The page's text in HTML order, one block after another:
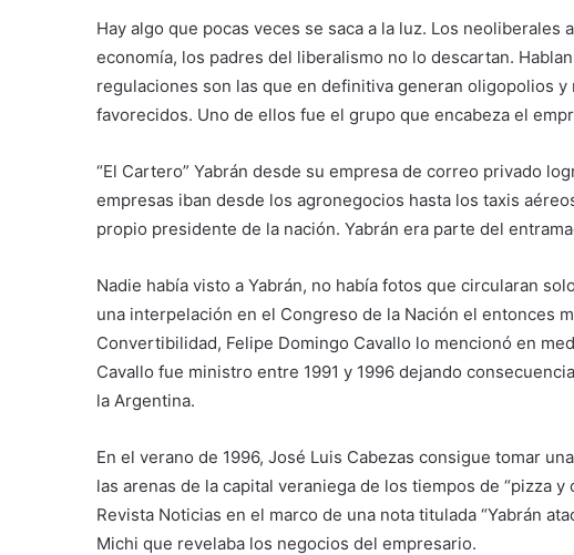
Hay algo que pocas veces se saca a la luz. Los
economía, los padres del liberalismo no lo descartan.
regulaciones son las que en definitiva generan oligopolios
favorecidos. Uno de ellos fue el grupo que encabeza el
“El Cartero” Yabrán desde su empresa de correo privado
empresas iban desde los agronegocios hasta los taxis
propio presidente de la nación. Yabrán era parte del
Nadie había visto a Yabrán, no había fotos que circularan
una interpelación en el Congreso de la Nación el entonces
Convertibilidad, Felipe Domingo Cavallo lo mencionó en
Cavallo fue ministro entre 1991 y 1996 dejando
la Argentina.
En el verano de 1996, José Luis Cabezas consigue tomar
las arenas de la capital veraniega de los tiempos de “pizza
Revista Noticias en el marco de una nota titulada “Yabrán
Michi que revelaba los negocios del empresario.